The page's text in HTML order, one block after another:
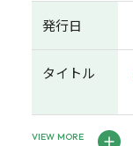
発行日
タイトル
VIEW MORE